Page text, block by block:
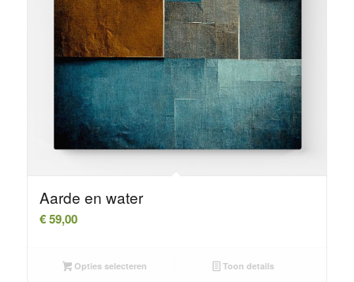
Aarde en water
€59,00
Opties selecteren Toon details